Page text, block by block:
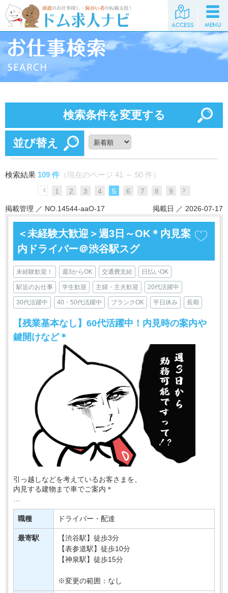
検索条件を変更する
並び替え
検索結果 109 件 （現在のページ 41 ～ 50 件）
1 2 3 4 5 6 7 8 9
掲載管理 ／ NO.14544-aaO-17 掲載日 ／ 2026-07-17
＜未経験大歓迎＞週3日～OK＊内見案
内ドライバー＠渋谷駅スグ
未経験歓迎！ 週3からOK 交通費支給 日払いOK
駅近のお仕事 学生歓迎 主婦・主夫歓迎 20代活躍中
30代活躍中 40・50代活躍中 ブランクOK 平日休み 長期
【残業基本なし】60代活躍中！内見時の案内や
鍵開けなど＊
引っ越しなどを考えているお客さまを、
内見する建物まで車でご案内＊
建物に着いたら鍵を開け、
「ここに冷蔵庫設置できます」
など簡単なご説明もおまかせ〇
特別な知識はいらないので、
未経験さんでも・・・
職種 ドライバー・配達
最寄駅
【渋谷駅】徒歩3分
【表参道駅】徒歩10分
【神泉駅】徒歩15分
※変更の範囲：なし